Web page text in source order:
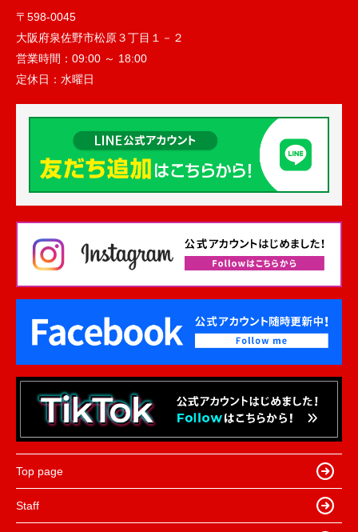
〒598-0045
大阪府泉佐野市松原３丁目１－２
営業時間： 09:00 ～ 18:00
定休日： 水曜日
Top page
Staff